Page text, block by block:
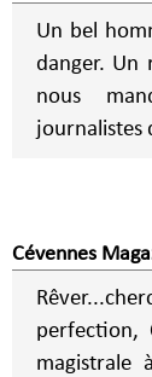
Un bel
danger. Un
nous
journalistes
Cévennes
perfection,
magistrale